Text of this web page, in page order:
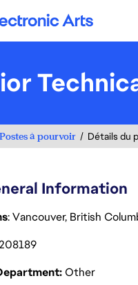
Electronic Arts
Postes à pourvoir Détails du
Information
: Vancouver, British
Other